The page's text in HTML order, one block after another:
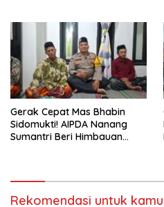
Gerak Cepat Mas Bhabin
Sidomukti! AIPDA Nanang
Sumantri Beri Himbauan
Rekomendasi untuk kamu